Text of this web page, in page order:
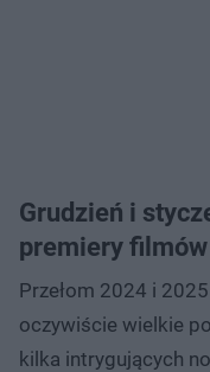
Grudzień i
premiery
Przełom 2024 i
oczywiście wielkie
kilka intrygujących